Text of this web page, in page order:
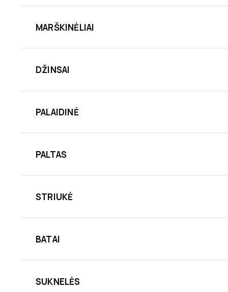
MARŠKINĖLIAI
DŽINSAI
PALAIDINĖ
PALTAS
STRIUKĖ
BATAI
SUKNELĖS